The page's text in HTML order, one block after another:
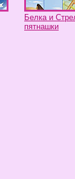
Белка и
пятнашки